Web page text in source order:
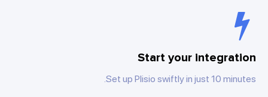
Start your integration
Set up Plisio swiftly in just 10 minutes.